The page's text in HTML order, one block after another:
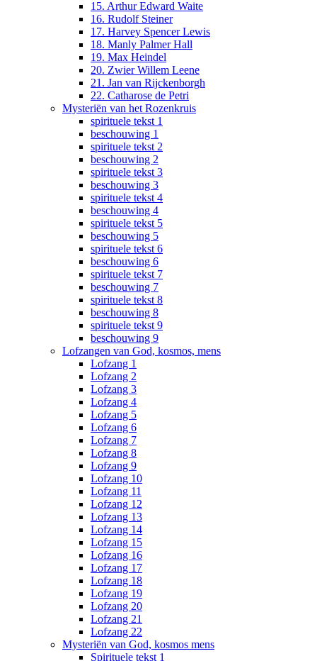
15. Arthur Edward Waite
16. Rudolf Steiner
17. Harvey Spencer Lewis
18. Manly Palmer Hall
19. Max Heindel
20. Zwier Willem Leene
21. Jan van Rijckenborgh
22. Catharose de Petri
Mysteriën van het Rozenkruis
spirituele tekst 1
beschouwing 1
spirituele tekst 2
beschouwing 2
spirituele tekst 3
beschouwing 3
spirituele tekst 4
beschouwing 4
spirituele tekst 5
beschouwing 5
spirituele tekst 6
beschouwing 6
spirituele tekst 7
beschouwing 7
spirituele tekst 8
beschouwing 8
spirituele tekst 9
beschouwing 9
Lofzangen van God, kosmos, mens
Lofzang 1
Lofzang 2
Lofzang 3
Lofzang 4
Lofzang 5
Lofzang 6
Lofzang 7
Lofzang 8
Lofzang 9
Lofzang 10
Lofzang 11
Lofzang 12
Lofzang 13
Lofzang 14
Lofzang 15
Lofzang 16
Lofzang 17
Lofzang 18
Lofzang 19
Lofzang 20
Lofzang 21
Lofzang 22
Mysteriën van God, kosmos mens
Spirituele tekst 1